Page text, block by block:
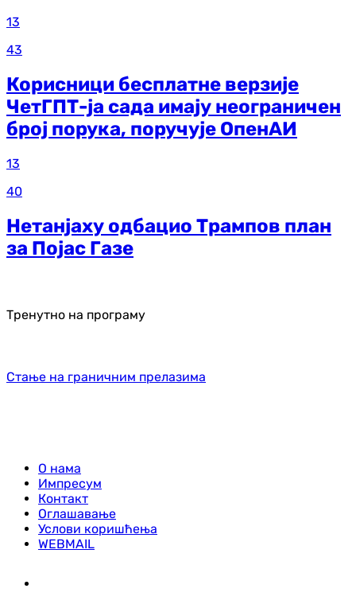
13
43
Корисници бесплатне верзије
ЧетГПТ-ја сада имају неограничен
број порука, поручује ОпенАИ
13
40
Нетанјаху одбацио Трампов план
за Појас Газе
Тренутно на програму
Стање на граничним прелазима
О нама
Импресум
Контакт
Оглашавање
Услови коришћења
WEBMAIL